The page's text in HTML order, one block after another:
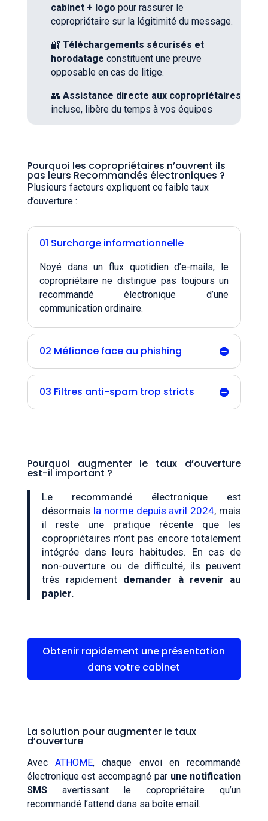
cabinet + logo pour rassurer le
copropriétaire sur la légitimité du message.
🔐 Téléchargements sécurisés et
horodatage constituent une preuve
opposable en cas de litige.
👥 Assistance directe aux copropriétaires
incluse, libère du temps à vos équipes
Pourquoi les copropriétaires n’ouvrent ils
pas leurs Recommandés électroniques ?
Plusieurs facteurs expliquent ce faible taux
d’ouverture :
01 Surcharge informationnelle
Noyé dans un flux quotidien d’e-mails, le
copropriétaire ne distingue pas toujours un
recommandé électronique d’une
communication ordinaire.
02 Méfiance face au phishing
03 Filtres anti-spam trop stricts
Pourquoi augmenter le taux d’ouverture
est-il important ?
Le recommandé électronique est
désormais la norme depuis avril 2024, mais
il reste une pratique récente que les
copropriétaires n’ont pas encore totalement
intégrée dans leurs habitudes. En cas de
non-ouverture ou de difficulté, ils peuvent
très rapidement demander à revenir au
papier.
Obtenir rapidement une présentation
dans votre cabinet
La solution pour augmenter le taux
d’ouverture
AvecATHOME, chaque envoi en recommandé
électronique est accompagné par une notification
SMSavertissant le copropriétaire qu’un
recommandé l’attend dans sa boîte email.